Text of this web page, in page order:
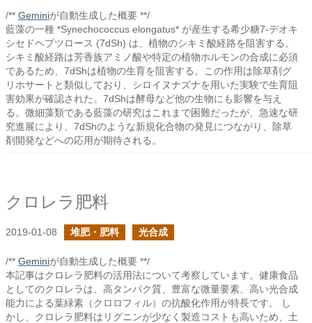
/** Geminiが自動生成した概要 **/
藍藻の一種 *Synechococcus elongatus* が産生する希少糖7-デオキ
シセドヘプツロース (7dSh) は、植物のシキミ酸経路を阻害する。
シキミ酸経路は芳香族アミノ酸や特定の植物ホルモンの合成に必須
であるため、7dShは植物の生育を阻害する。この作用は除草剤グ
リホサートと類似しており、シロイヌナズナを用いた実験で生育阻
害効果が確認された。7dShは酵母など他の生物にも影響を与え
る。微細藻類である藍藻の研究はこれまで困難だったが、急速な研
究進展により、7dShのような新規化合物の発見につながり、除草
剤開発などへの応用が期待される。
クロレラ肥料
2019-01-08 堆肥・肥料 光合成
/** Geminiが自動生成した概要 **/
本記事はクロレラ肥料の活用法について考察しています。健康食品
としてのクロレラは、高タンパク質、豊富な微量要素、高い光合成
能力による葉緑素（クロロフィル）の抗酸化作用が特長です。 し
かし、クロレラ肥料はリグニンが少なく製造コストも高いため、土